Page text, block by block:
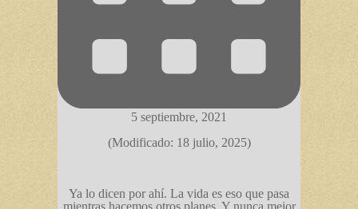
5 septiembre, 2021
(Modificado: 18 julio, 2025)
Ya lo dicen por ahí. La vida es eso que pasa
mientras hacemos otros planes. Y nunca mejor